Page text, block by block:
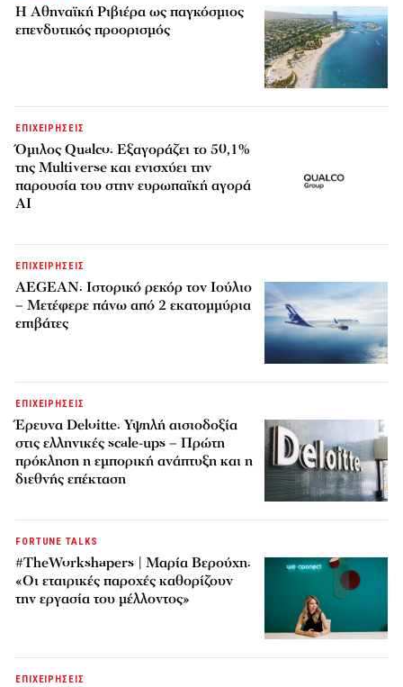
Η Αθηναϊκή Ριβιέρα ως παγκόσμιος
επενδυτικός προορισμός
ΕΠΙΧΕΙΡΗΣΕΙΣ
Όμιλος Qualco: Εξαγοράζει το 50,1%
της Multiverse και ενισχύει την
παρουσία του στην ευρωπαϊκή αγορά
AI
ΕΠΙΧΕΙΡΗΣΕΙΣ
AEGEAN: Ιστορικό ρεκόρ τον Ιούλιο
– Μετέφερε πάνω από 2 εκατομμύρια
επιβάτες
ΕΠΙΧΕΙΡΗΣΕΙΣ
Έρευνα Deloitte: Υψηλή αισιοδοξία
στις ελληνικές scale-ups – Πρώτη
πρόκληση η εμπορική ανάπτυξη και η
διεθνής επέκταση
FORTUNE TALKS
#TheWorkshapers | Μαρία Βερούχη:
«Οι εταιρικές παροχές καθορίζουν
την εργασία του μέλλοντος»
ΕΠΙΧΕΙΡΗΣΕΙΣ